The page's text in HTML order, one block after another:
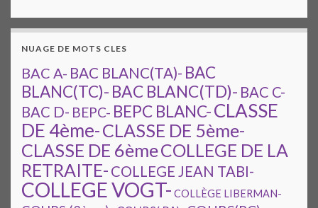
NUAGE DE MOTS CLES
BAC A- BAC BLANC(TA)- BAC
BLANC(TC)- BAC BLANC(TD)- BAC C-
BAC D- BEPC- BEPC BLANC-CLASSE
DE 4ème-CLASSE DE 5ème-
CLASSE DE 6èmeCOLLEGE DE LA
RETRAITE- COLLEGE JEAN TABI-
COLLEGE VOGT- COLLÈGE LIBERMAN-